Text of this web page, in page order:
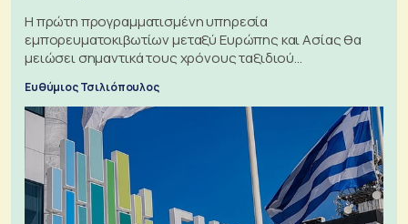
Η πρώτη προγραμματισμένη υπηρεσία
εμπορευματοκιβωτίων μεταξύ Ευρώπης και Ασίας θα
μειώσει σημαντικά τους χρόνους ταξιδιού
Ευθύμιος Τσιλιόπουλος